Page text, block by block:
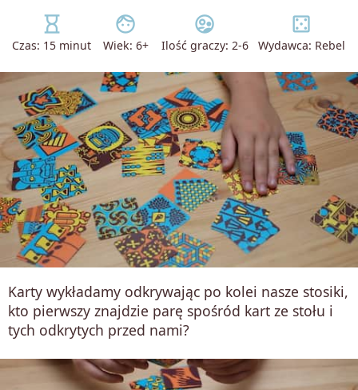
hourglass_empty
Czas: 15 minut
face
Wiek: 6+
supervised_user_circle
Ilość graczy: 2-6
casino
Wydawca: Rebel
Karty wykładamy odkrywając po kolei nasze stosiki,
kto pierwszy znajdzie parę spośród kart ze stołu i
tych odkrytych przed nami?